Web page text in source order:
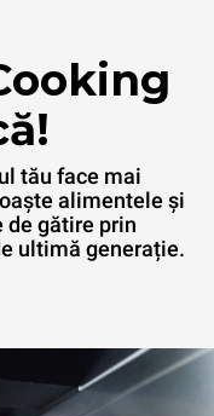
tău face mai
alimentele și
de gătire prin
ultimă generație.